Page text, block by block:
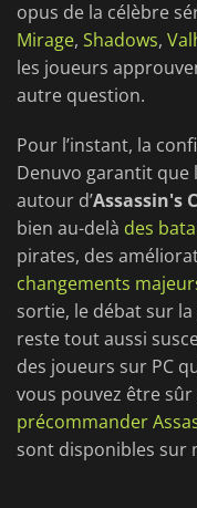
opus de la célèbre
Mirage, Shadows,
les joueurs
autre question.
Pour l’instant, la
Denuvo garantit que
autour d’Assassin's
bien au-delà des
pirates, des
changements
sortie, le débat sur
reste tout aussi
des joueurs sur PC
vous pouvez être sûr
précommander
sont disponibles sur